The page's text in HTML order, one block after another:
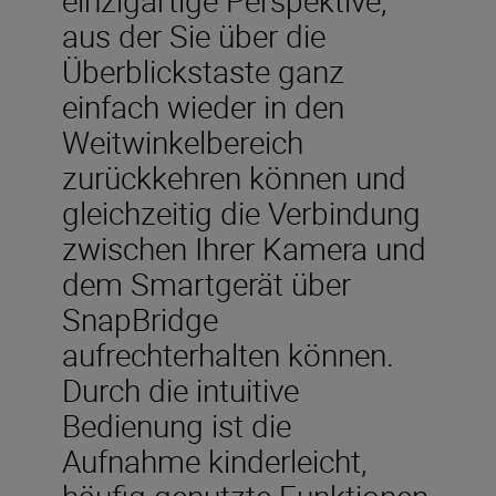
aus der Sie über die
Überblickstaste ganz
einfach wieder in den
Weitwinkelbereich
zurückkehren können und
gleichzeitig die Verbindung
zwischen Ihrer Kamera und
dem Smartgerät über
SnapBridge
aufrechterhalten können.
Durch die intuitive
Bedienung ist die
Aufnahme kinderleicht,